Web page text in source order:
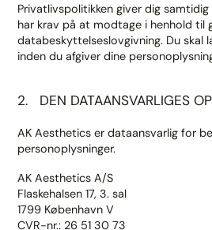
Privatlivspolitikken giver dig
har krav på at modtage i henhold til
databeskyttelseslovgivning. Du skal
inden du afgiver dine
2. DEN DATAANSVARLIGES
AK Aesthetics er dataansvarlig for
personoplysninger.
AK Aesthetics A/S
Flaskehalsen 17, 3. sal
1799 København V
CVR-nr.: 26 51 30 73